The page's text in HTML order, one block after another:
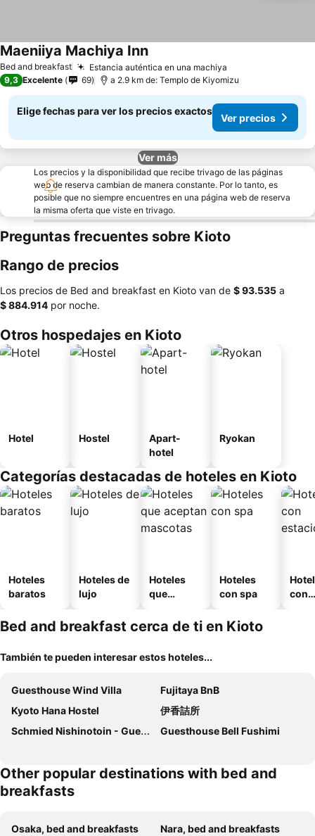
Bed and breakfast Estancia auténtica en una machiya
Maeniiya Machiya Inn
9,3 Excelente 69 a 2.9 km de: Templo de Kiyomizu
Elige fechas para ver los precios exactos
Ver precios
Ver más
Los precios y la disponibilidad que recibe trivago de las páginas
web de reserva cambian de manera constante. Por lo tanto, es
posible que no siempre encuentres en una página web de reserva
la misma oferta que viste en trivago.
Preguntas frecuentes sobre Kioto
Rango de precios
Los precios de Bed and breakfast en Kioto van de ‎$ 93.535 a
‎$ 884.914 por noche.
Otros hospedajes en Kioto
Hotel Hostel
Apart-
hotel
Ryokan
Categorías destacadas de hoteles en Kioto
Hoteles
baratos
Hoteles de
lujo
Hoteles
que
mascotas
Hoteles
con spa
con
Bed and breakfast cerca de ti en Kioto
También te pueden interesar estos hoteles...
Guesthouse Wind Villa
Fujitaya BnB
Kyoto Hana Hostel
伊香詰所
Schmied Nishinotoin - Guest House In Kyoto
Guesthouse Bell Fushimi
Other popular destinations with bed and
breakfasts
Osaka, bed and breakfasts
Nara, bed and breakfasts